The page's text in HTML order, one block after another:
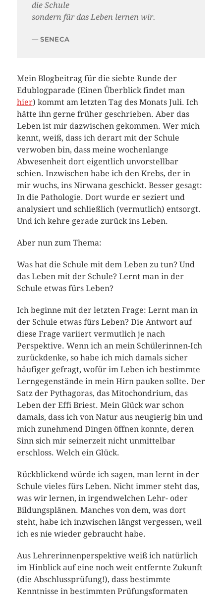
die Schule
sondern für das Leben lernen wir.
SENECA
Mein Blogbeitrag für die siebte Runde der
Edublogparade (Einen Überblick findet man
hier) kommt am letzten Tag des Monats Juli. Ich
hätte ihn gerne früher geschrieben. Aber das
Leben ist mir dazwischen gekommen. Wer mich
kennt, weiß, dass ich derart mit der Schule
verwoben bin, dass meine wochenlange
Abwesenheit dort eigentlich unvorstellbar
schien. Inzwischen habe ich den Krebs, der in
mir wuchs, ins Nirwana geschickt. Besser gesagt:
In die Pathologie. Dort wurde er seziert und
analysiert und schließlich (vermutlich) entsorgt.
Und ich kehre gerade zurück ins Leben.
Aber nun zum Thema:
Was hat die Schule mit dem Leben zu tun? Und
das Leben mit der Schule? Lernt man in der
Schule etwas fürs Leben?
Ich beginne mit der letzten Frage: Lernt man in
der Schule etwas fürs Leben? Die Antwort auf
diese Frage variiert vermutlich je nach
Perspektive. Wenn ich an mein Schülerinnen-Ich
zurückdenke, so habe ich mich damals sicher
häufiger gefragt, wofür im Leben ich bestimmte
Lerngegenstände in mein Hirn pauken sollte. Der
Satz der Pythagoras, das Mitochondrium, das
Leben der Effi Briest. Mein Glück war schon
damals, dass ich von Natur aus neugierig bin und
mich zunehmend Dingen öffnen konnte, deren
Sinn sich mir seinerzeit nicht unmittelbar
erschloss. Welch ein Glück.
Rückblickend würde ich sagen, man lernt in der
Schule vieles fürs Leben. Nicht immer steht das,
was wir lernen, in irgendwelchen Lehr- oder
Bildungsplänen. Manches von dem, was dort
steht, habe ich inzwischen längst vergessen, weil
ich es nie wieder gebraucht habe.
Aus Lehrerinnenperspektive weiß ich natürlich
im Hinblick auf eine noch weit entfernte Zukunft
(die Abschlussprüfung!), dass bestimmte
Kenntnisse in bestimmten Prüfungsformaten